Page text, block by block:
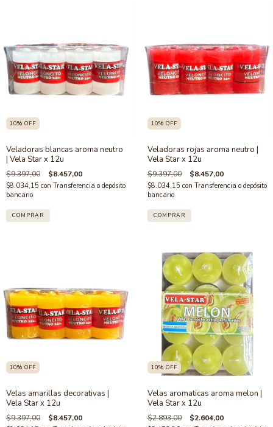
10% OFF
Veladoras blancas aroma neutro
| Vela Star x 12u
$9.397,00 $8.457,00
$8.034,15 con Transferencia o depósito
bancario
10% OFF
Veladoras rojas aroma neutro |
Vela Star x 12u
$9.397,00 $8.457,00
$8.034,15 con Transferencia o depósito
bancario
10% OFF
Velas amarillas decorativas |
Vela Star x 12u
$9.397,00 $8.457,00
10% OFF
Velas aromaticas aroma melon |
Vela Star x 12u
$2.893,00 $2.604,00